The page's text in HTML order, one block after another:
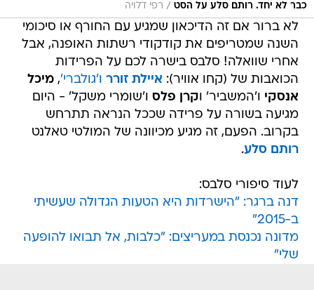
כבר לא יחד. רותם סלע על הסט / רפי דלויה
לא ברור אם זה הדיכאון שמגיע עם החורף או סיכומי
השנה שמטריפים את קודקודי רשתות האופנה, אבל
אחרי שוואלה! סלבס בישרה לכם על הפרידות
הכואבות של (קחו אוויר): איילת זורר ו'גולברי',מיכל
אנסקי ו'המשביר' וקרן פלס ו'שומרי משקל' - היום
מגיעה בשורה על פרידה שככל הנראה תתרחש
בקרוב. הפעם, זה מגיע מכיוונה של המולטי טאלנט
רותם סלע.
לעוד סיפורי סלבס:
דנה ברגר: "הישרדות היא הטעות הגדולה שעשיתי
ב-2015"
מדונה נכנסת במעריצים: "כלבות, אל תבואו להופעה
שלי"